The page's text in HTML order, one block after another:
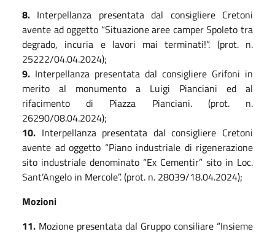
8. Interpellanza presentata dal consigliere Cretoni
avente ad oggetto “Situazione aree camper Spoleto tra
degrado, incuria e lavori mai terminati!”. (prot. n.
25222/04.04.2024);
9. Interpellanza presentata dal consigliere Grifoni in
merito al monumento a Luigi Pianciani ed al
rifacimento di Piazza Pianciani. (prot. n.
26290/08.04.2024);
10. Interpellanza presentata dal consigliere Cretoni
avente ad oggetto “Piano industriale di rigenerazione
sito industriale denominato “Ex Cementir” sito in Loc.
Sant’Angelo in Mercole”. (prot. n. 28039/18.04.2024);
Mozioni
11. Mozione presentata dal Gruppo consiliare “Insieme